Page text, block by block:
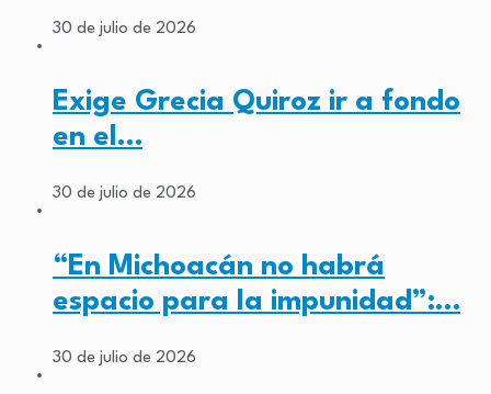
30 de julio de 2026
Exige Grecia Quiroz ir a fondo
en el…
30 de julio de 2026
“En Michoacán no habrá
espacio para la impunidad”:…
30 de julio de 2026